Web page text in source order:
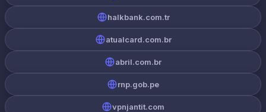
halkbank.com.tr
atualcard.com.br
abril.com.br
rnp.gob.pe
vpnjantit.com